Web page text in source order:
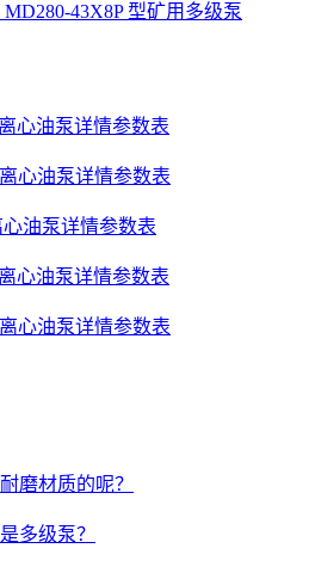
43X8P 型矿用多级泵
心油泵详情参数表
心油泵详情参数表
油泵详情参数表
心油泵详情参数表
心油泵详情参数表
磨材质的呢？
多级泵？